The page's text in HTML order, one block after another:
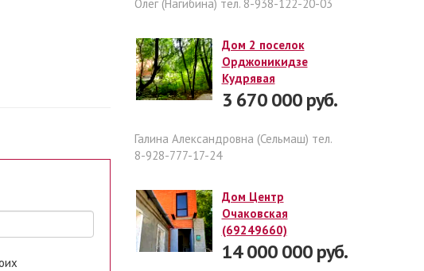
Олег (Нагибина) тел. 8-938-122-20-03
Дом 2 поселок
Орджоникидзе
Кудрявая
3 670 000 руб.
Галина Александровна (Сельмаш) тел.
8-928-777-17-24
Дом Центр
Очаковская
(69249660)
14 000 000 руб.